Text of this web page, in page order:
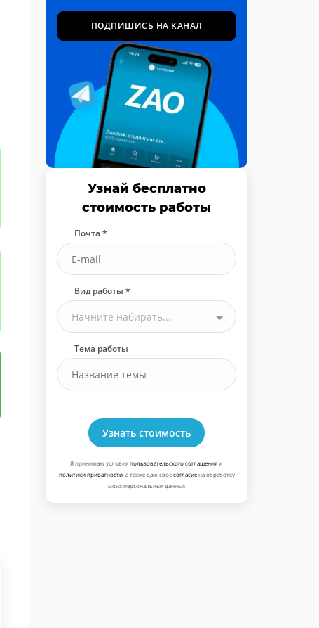
ПОДПИШИСЬ НА КАНАЛ
Узнай бесплатно
стоимость работы
Почта *
Вид работы *
Начните набирать...
Тема работы
Узнать стоимость
Я принимаю условияпользовательского соглашенияи
политики приватности, а также даю своесогласиена обработку
моих персональных данных